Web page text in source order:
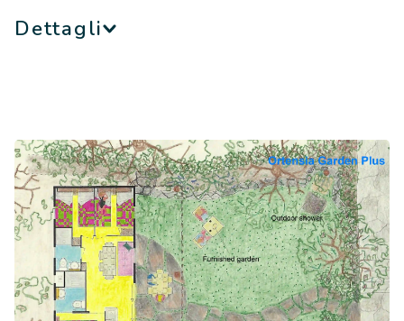
Dettagli
creare un open-space tra zona giorno e zona notte.
Open-space che prosegue verso il giardino, grazie alle
due vetrate d’ingresso che affacciano sull’esterno. Un
giardino ampio e attrezzato, delimitato da siepi che
garantiscono privacy. In questo generoso spazio esterno
è possibile vivere a contatto con la natura, cucinare sul
BBQ a gas, insaporendo le pietanze con le erbe dell’orto